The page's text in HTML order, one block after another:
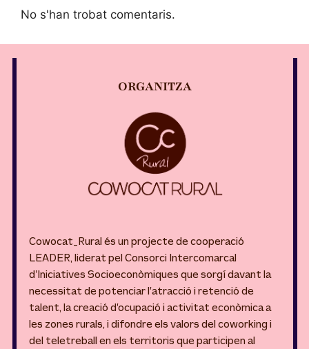
No s'han trobat comentaris.
ORGANITZA
Cowocat_Rural és un projecte de cooperació
LEADER, liderat pel Consorci Intercomarcal
d’Iniciatives Socioeconòmiques que sorgí davant la
necessitat de potenciar l’atracció i retenció de
talent, la creació d’ocupació i activitat econòmica a
les zones rurals, i difondre els valors del coworking i
del teletreball en els territoris que participen al